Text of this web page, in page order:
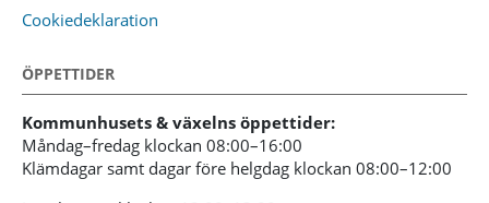
Cookiedeklaration
ÖPPETTIDER
Kommunhusets & växelns öppettider:
Måndag–fredag klockan 08:00–16:00
Klämdagar samt dagar före helgdag klockan 08:00–12:00